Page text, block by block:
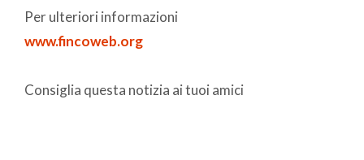
Per ulteriori informazioni
www.fincoweb.org
Consiglia questa notizia ai tuoi amici